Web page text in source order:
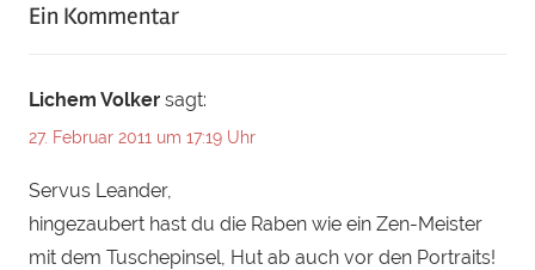
corax
Kanaren,
Kolkrabe,
La
Palma,
Ein Kommentar
Lichem Volker sagt:
27. Februar 2011 um 17:19 Uhr
Servus Leander,
hingezaubert hast du die Raben wie ein Zen-Meister
mit dem Tuschepinsel, Hut ab auch vor den Portraits!